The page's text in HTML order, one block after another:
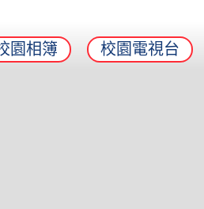
園相簿 校園電視台